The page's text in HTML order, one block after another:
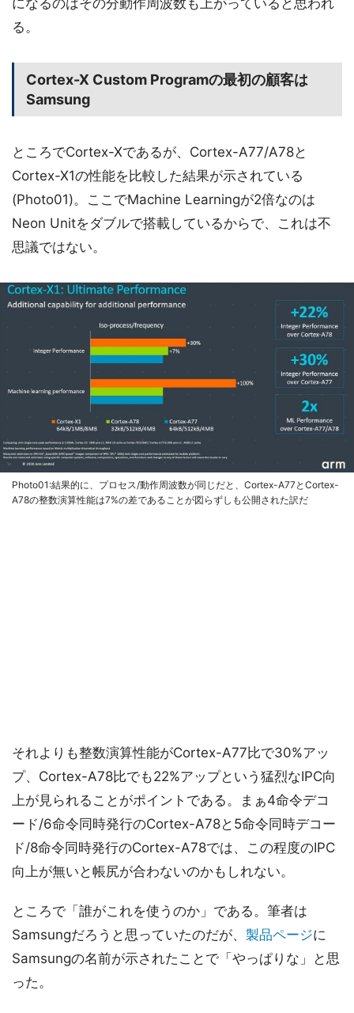
になるのはその分動作周波数も上がっていると思われ
る。
Cortex-X Custom Programの最初の顧客は
Samsung
ところでCortex-Xであるが、Cortex-A77/A78と
Cortex-X1の性能を比較した結果が示されている
(Photo01)。ここでMachine Learningが2倍なのは
Neon Unitをダブルで搭載しているからで、これは不
思議ではない。
Photo01:結果的に、プロセス/動作周波数が同じだと、Cortex-A77とCortex-
A78の整数演算性能は7%の差であることが図らずしも公開された訳だ
それよりも整数演算性能がCortex-A77比で30%アッ
プ、Cortex-A78比でも22%アップという猛烈なIPC向
上が見られることがポイントである。まぁ4命令デコ
ード/6命令同時発行のCortex-A78と5命令同時デコー
ド/8命令同時発行のCortex-A78では、この程度のIPC
向上が無いと帳尻が合わないのかもしれない。
ところで「誰がこれを使うのか」である。筆者は
Samsungだろうと思っていたのだが、 製品ページに
Samsungの名前が示されたことで「やっぱりな」と思
った。